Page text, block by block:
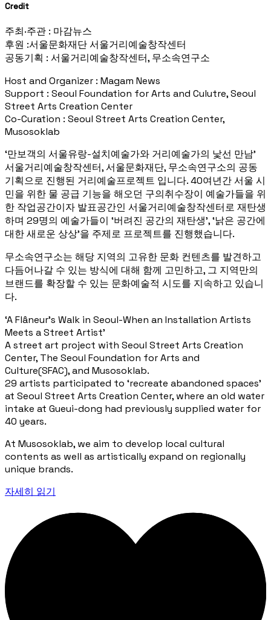
Credit
주최·주관 : 마감뉴스
후원 :서울문화재단 서울거리예술창작센터
공동기획 : 서울거리예술창작센터, 무소속연구소
Host and Organizer : Magam News
Support : Seoul Foundation for Arts and Culutre, Seoul
Street Arts Creation Center
Co-Curation : Seoul Street Arts Creation Center,
Musosoklab
‘만보객의 서울유랑-설치예술가와 거리예술가의 낯선 만남’
서울거리예술창작센터, 서울문화재단, 무소속연구소의 공동
기획으로 진행된 거리예술프로젝트 입니다. 40여년간 서울 시
민을 위한 물 공급 기능을 해오던 구의취수장이 예술가들을 위
한 작업공간이자 발표공간인 서울거리예술창작센터로 재탄생
하며 29명의 예술가들이 ‘버려진 공간의 재탄생’, ‘낡은 공간에
대한 새로운 상상’을 주제로 프로젝트를 진행했습니다.
무소속연구소는 해당 지역의 고유한 문화 컨텐츠를 발견하고
다듬어나갈 수 있는 방식에 대해 함께 고민하고, 그 지역만의
브랜드를 확장할 수 있는 문화예술적 시도를 지속하고 있습니
다.
‘A Flâneur’s Walk in Seoul-When an Installation Artists
Meets a Street Artist’
A street art project with Seoul Street Arts Creation
Center, The Seoul Foundation for Arts and
Culture(SFAC), and Musosoklab.
29 artists participated to ‘recreate abandoned spaces’
at Seoul Street Arts Creation Center, where an old water
intake at Gueui-dong had previously supplied water for
40 years.
At Musosoklab, we aim to develop local cultural
contents as well as artistically expand on regionally
unique brands.
자세히 읽기